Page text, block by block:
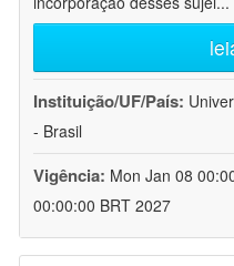
Instituição/UF/País:
- Brasil
Vigência: Mon Jan 08
00:00:00 BRT 2027